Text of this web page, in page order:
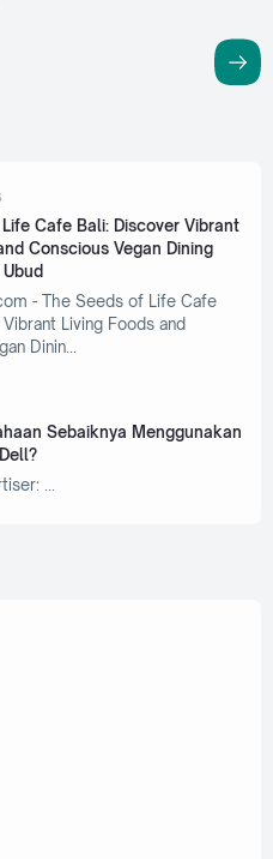
Cafe Bali: Discover Vibrant
Conscious Vegan Dining
- The Seeds of Life Cafe
Living Foods and
Dinin
Sebaiknya Menggunakan